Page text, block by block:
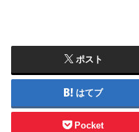
ポスト
はてブ
Pocket